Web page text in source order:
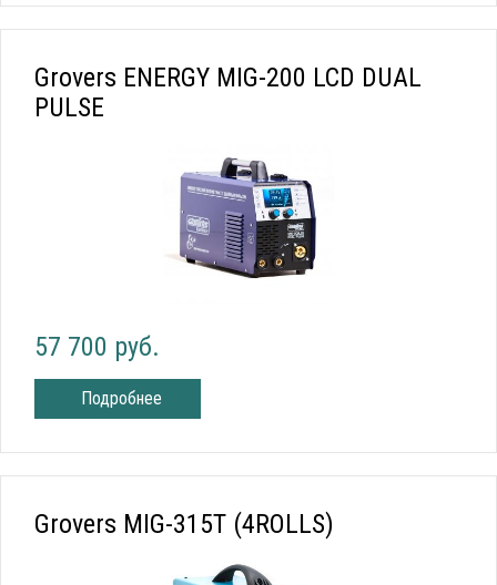
Grovers ENERGY MIG-200 LCD DUAL
PULSE
57 700 руб.
Подробнее
Grovers MIG-315T (4ROLLS)